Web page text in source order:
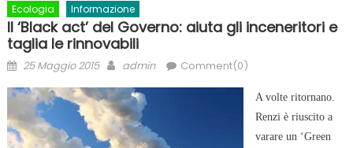
Ecologia Informazione
Il ‘Black act’ del Governo: aiuta gli inceneritori e
taglia le rinnovabili
Posted
25 Maggio 2015 Author
admin Comment(0)
A volte ritornano.
Renzi è riuscito a
varare un ‘Green